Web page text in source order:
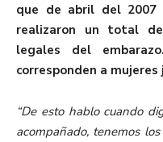
que de abril del
realizaron un total
legales del
corresponden a mujeres
“De esto hablo cuando
acompañado, tenemos